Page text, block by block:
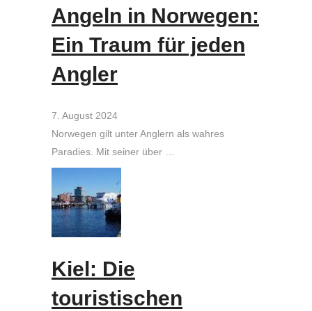
Angeln in Norwegen:
Ein Traum für jeden
Angler
7. August 2024
Norwegen gilt unter Anglern als wahres
Paradies. Mit seiner über …
Kiel: Die
touristischen